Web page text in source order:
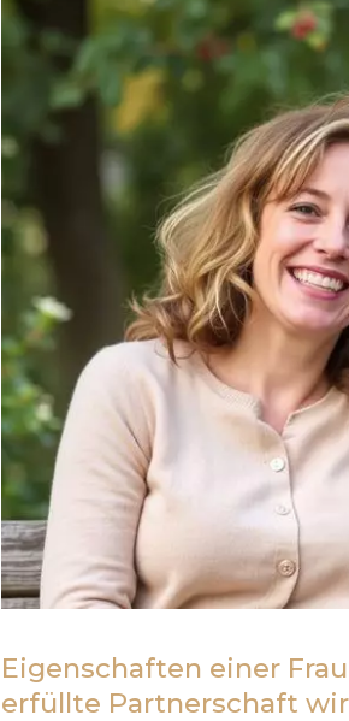
Eigenschaften einer
erfüllte Partnerschaft